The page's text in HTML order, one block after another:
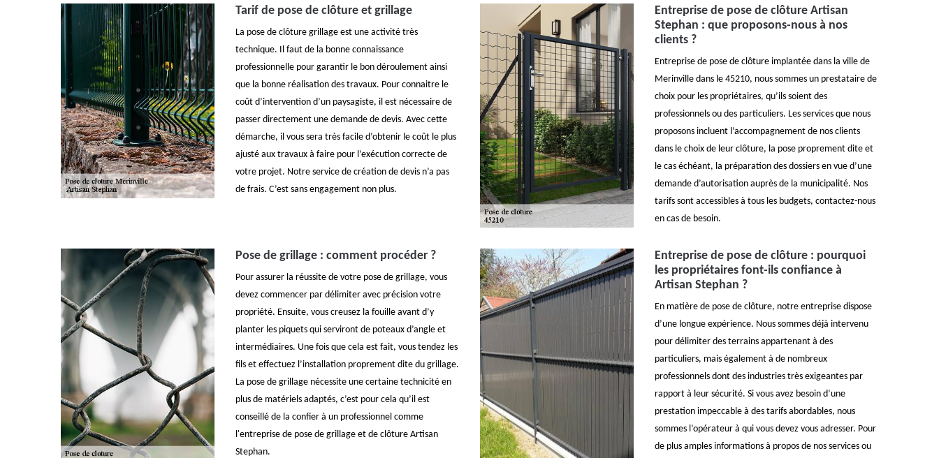
Tarif de pose de clôture et grillage
La pose de clôture grillage est une activité très
technique. Il faut de la bonne connaissance
professionnelle pour garantir le bon déroulement ainsi
que la bonne réalisation des travaux. Pour connaitre le
coût d’intervention d’un paysagiste, il est nécessaire de
passer directement une demande de devis. Avec cette
démarche, il vous sera très facile d’obtenir le coût le plus
ajusté aux travaux à faire pour l’exécution correcte de
votre projet. Notre service de création de devis n’a pas
de frais. C’est sans engagement non plus.
Entreprise de pose de clôture Artisan
Stephan : que proposons-nous à nos
clients ?
Entreprise de pose de clôture implantée dans la ville de
Merinville dans le 45210, nous sommes un prestataire de
choix pour les propriétaires, qu’ils soient des
professionnels ou des particuliers. Les services que nous
proposons incluent l’accompagnement de nos clients
dans le choix de leur clôture, la pose proprement dite et
le cas échéant, la préparation des dossiers en vue d’une
demande d’autorisation auprès de la municipalité. Nos
tarifs sont accessibles à tous les budgets, contactez-nous
en cas de besoin.
Pose de grillage : comment procéder ?
Pour assurer la réussite de votre pose de grillage, vous
devez commencer par délimiter avec précision votre
propriété. Ensuite, vous creusez la fouille avant d’y
planter les piquets qui serviront de poteaux d’angle et
intermédiaires. Une fois que cela est fait, vous tendez les
fils et effectuez l’installation proprement dite du grillage.
La pose de grillage nécessite une certaine technicité en
plus de matériels adaptés, c’est pour cela qu’il est
conseillé de la confier à un professionnel comme
l'entreprise de pose de grillage et de clôture Artisan
Stephan.
Entreprise de pose de clôture : pourquoi
les propriétaires font-ils confiance à
Artisan Stephan ?
En matière de pose de clôture, notre entreprise dispose
d’une longue expérience. Nous sommes déjà intervenu
pour délimiter des terrains appartenant à des
particuliers, mais également à de nombreux
professionnels dont des industries très exigeantes par
rapport à leur sécurité. Si vous avez besoin d’une
prestation impeccable à des tarifs abordables, nous
sommes l’opérateur à qui vous devez vous adresser. Pour
de plus amples informations à propos de nos services ou